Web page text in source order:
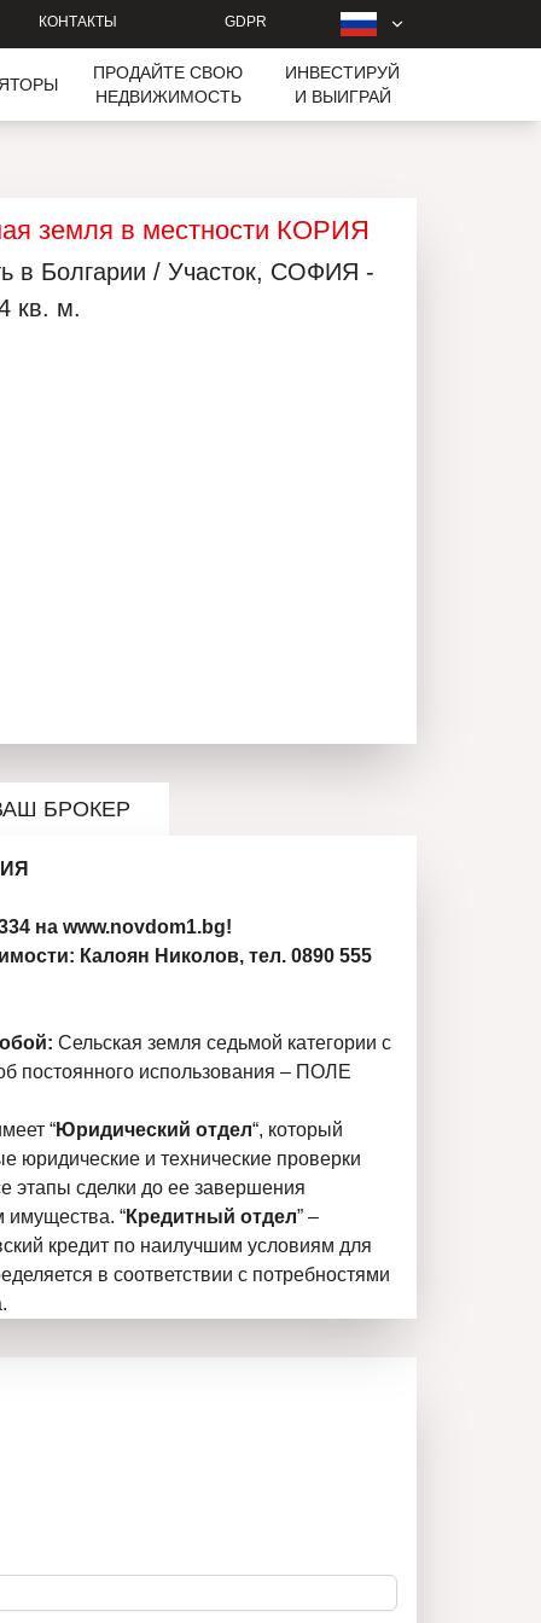
КОНТАКТЫ GDPR
ПРОДАЙТЕ СВОЮ
НЕДВИЖИМОСТЬ
ИНВЕСТИРУЙ
И ВЫИГРАЙ
земля в местности КОРИЯ
в Болгарии / Участок, СОФИЯ -
кв. м.
БРОКЕР
на www.novdom1.bg!
Калоян Николов, тел. 0890 555
Сельская земля седьмой категории с
постоянного использования – ПОЛЕ
“Юридический отдел“, который
юридические и технические проверки
этапы сделки до ее завершения
имущества. “Кредитный отдел” –
кредит по наилучшим условиям для
в соответствии с потребностями